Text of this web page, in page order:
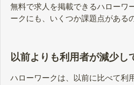
無料で求人を掲載できるハローワ
ークにも、いくつか課題点がある
以前よりも利用者が減少し
ハローワークは、以前に比べて利